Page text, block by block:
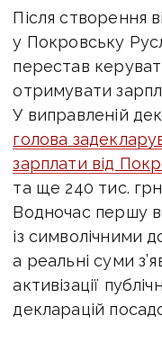
Після створення
у Покровську
перестав
отримувати
У виправленій
голова
зарплати від
та ще 240 тис.
Водночас першу
із символічними
а реальні суми
активізації
декларацій